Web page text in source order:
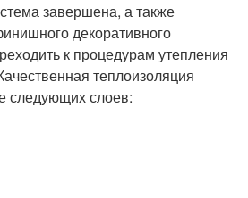
завершена, а также
декоративного
к процедурам утепления
теплоизоляция
следующих слоев: